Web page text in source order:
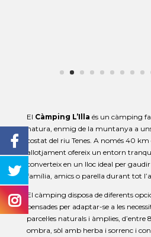
El Càmping L’Illa és un càmping
natura, enmig de la muntanya a
costat del riu Tenes. A només 40
allotjament ofereix un entorn
converteix en un lloc ideal per
família, amics o parella durant tot
El càmping disposa de diferents
pensades per adaptar-se a les
parcel·les naturals i àmplies,
ombra, sòl amb herba i sorrenc i